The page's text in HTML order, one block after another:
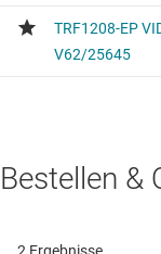
Bestellen &